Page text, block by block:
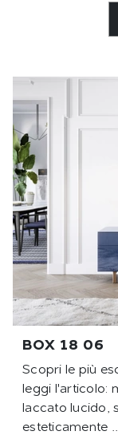
BOX 18 06
Scopri le più
leggi l'articolo:
laccato lucido,
esteticamente